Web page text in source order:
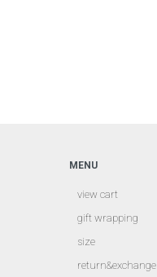
MENU
view cart
gift wrapping
size
return&exchange